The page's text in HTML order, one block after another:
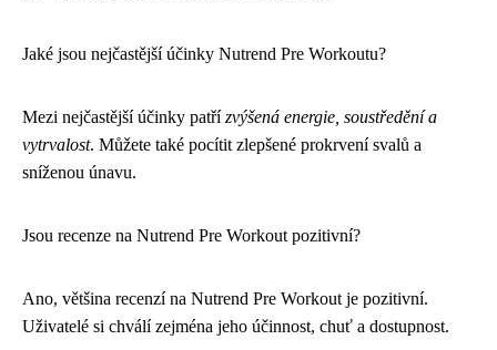
Jaké jsou nejčastější účinky Nutrend Pre Workoutu?
Mezi nejčastější účinky patřízvýšená energie, soustředění a
vytrvalost. Můžete také pocítit zlepšené prokrvení svalů a
sníženou únavu.
Jsou recenze na Nutrend Pre Workout pozitivní?
Ano, většina recenzí na Nutrend Pre Workout je pozitivní.
Uživatelé si chválí zejména jeho účinnost, chuť a dostupnost.